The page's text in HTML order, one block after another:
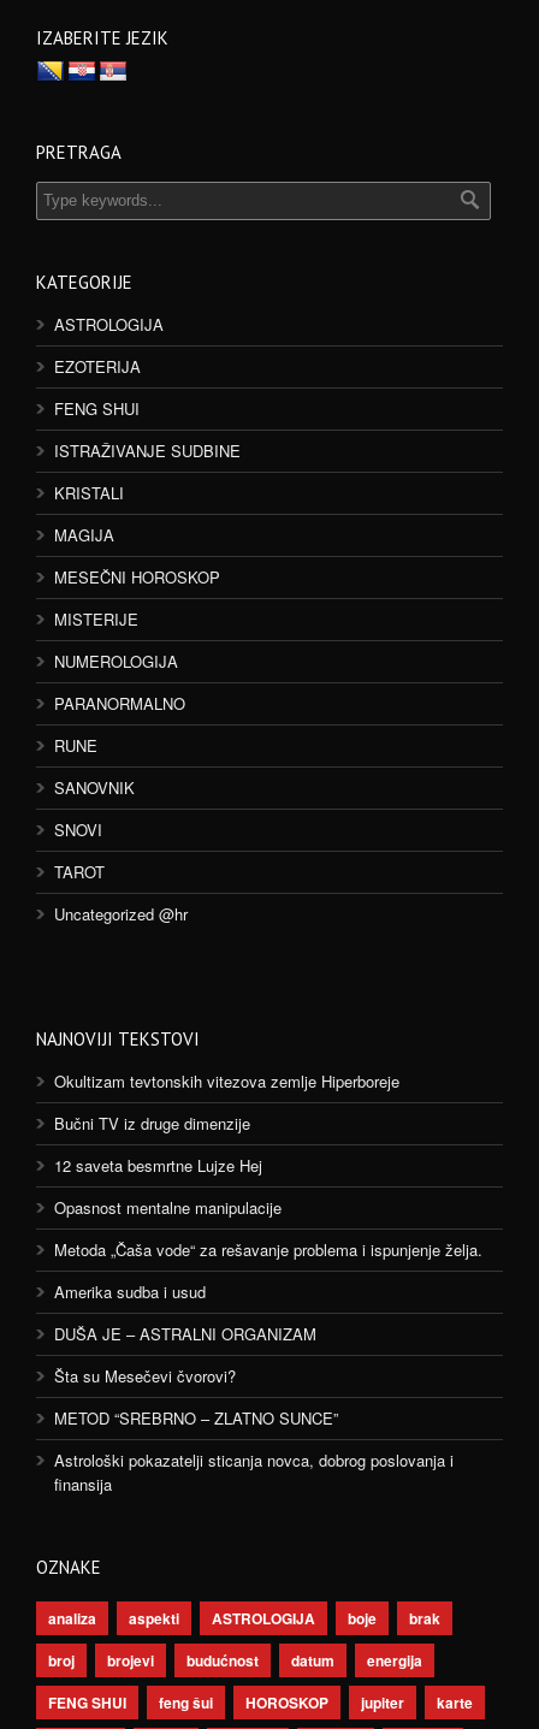
IZABERITE JEZIK
PRETRAGA
KATEGORIJE
ASTROLOGIJA
EZOTERIJA
FENG SHUI
ISTRAŽIVANJE SUDBINE
KRISTALI
MAGIJA
MESEČNI HOROSKOP
MISTERIJE
NUMEROLOGIJA
PARANORMALNO
RUNE
SANOVNIK
SNOVI
TAROT
Uncategorized @hr
NAJNOVIJI TEKSTOVI
Okultizam tevtonskih vitezova zemlje Hiperboreje
Bučni TV iz druge dimenzije
12 saveta besmrtne Lujze Hej
Opasnost mentalne manipulacije
Metoda „Čaša vode“ za rešavanje problema i ispunjenje želja.
Amerika sudba i usud
DUŠA JE – ASTRALNI ORGANIZAM
Šta su Mesečevi čvorovi?
METOD “SREBRNO – ZLATNO SUNCE”
Astrološki pokazatelji sticanja novca, dobrog poslovanja i
finansija
OZNAKE
analiza aspekti ASTROLOGIJA boje
brak
broj
brojevi budućnost datum
energija
FENG SHUI
feng šui HOROSKOP jupiter karte